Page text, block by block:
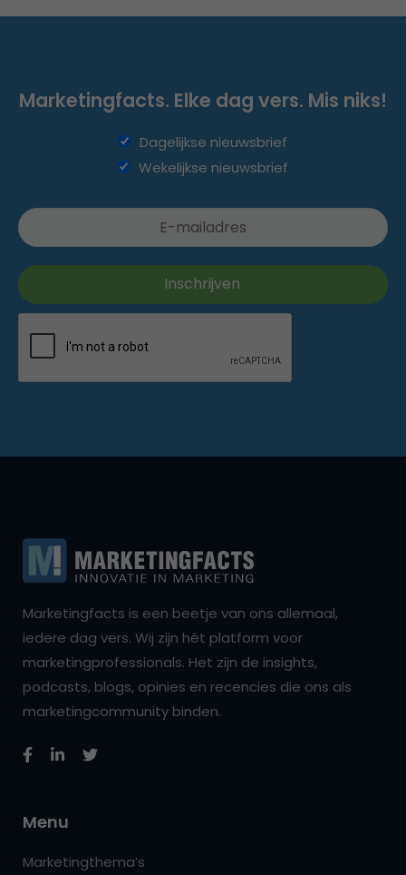
Marketingfacts. Elke dag vers. Mis niks!
Dagelijkse nieuwsbrief
Wekelijkse nieuwsbrief
Marketingfacts is een beetje van ons allemaal,
iedere dag vers. Wij zijn hét platform voor
marketingprofessionals. Het zijn de insights,
podcasts, blogs, opinies en recencies die ons als
marketingcommunity binden.
Menu
Marketingthema’s